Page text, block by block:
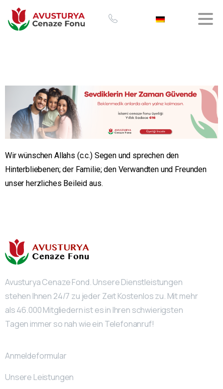
Wir wünschen Allahs (c.c.) Segen und sprechen den
Hinterbliebenen; der Familie; den Verwandten und Freunden
unser herzliches Beileid aus.
Avusturya Cenaze Fond. Unsere Dienstleistungen
stehen Ihnen 24/7 zu jeder Zeıt Kostenlos zu. Mit mehr
als 46.000 Mitgliedern ist es in Ihren schwierigsten
Tagen immer so nah wie ein Telefonanruf!
Anmeldeformular
Unsere Leistungen